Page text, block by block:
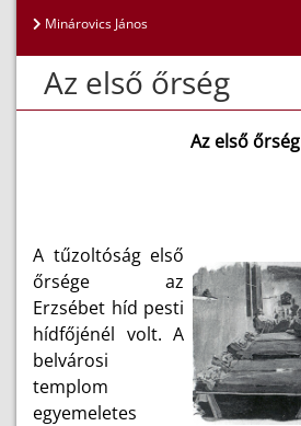
Minárovics János
Az első őrség
Az első őrség
A tűzoltóság első
őrsége az
Erzsébet híd pesti
hídfőjénél volt. A
belvárosi
templom
egyemeletes